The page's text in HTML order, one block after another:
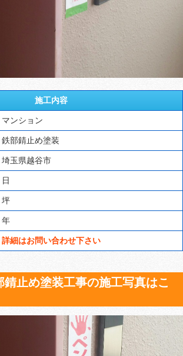
施工内容
マンション
鉄部錆止め塗装
埼玉県越谷市
日
坪
年
詳細はお問い合わせ下さい
錆止め塗装工事の施工写真はこ